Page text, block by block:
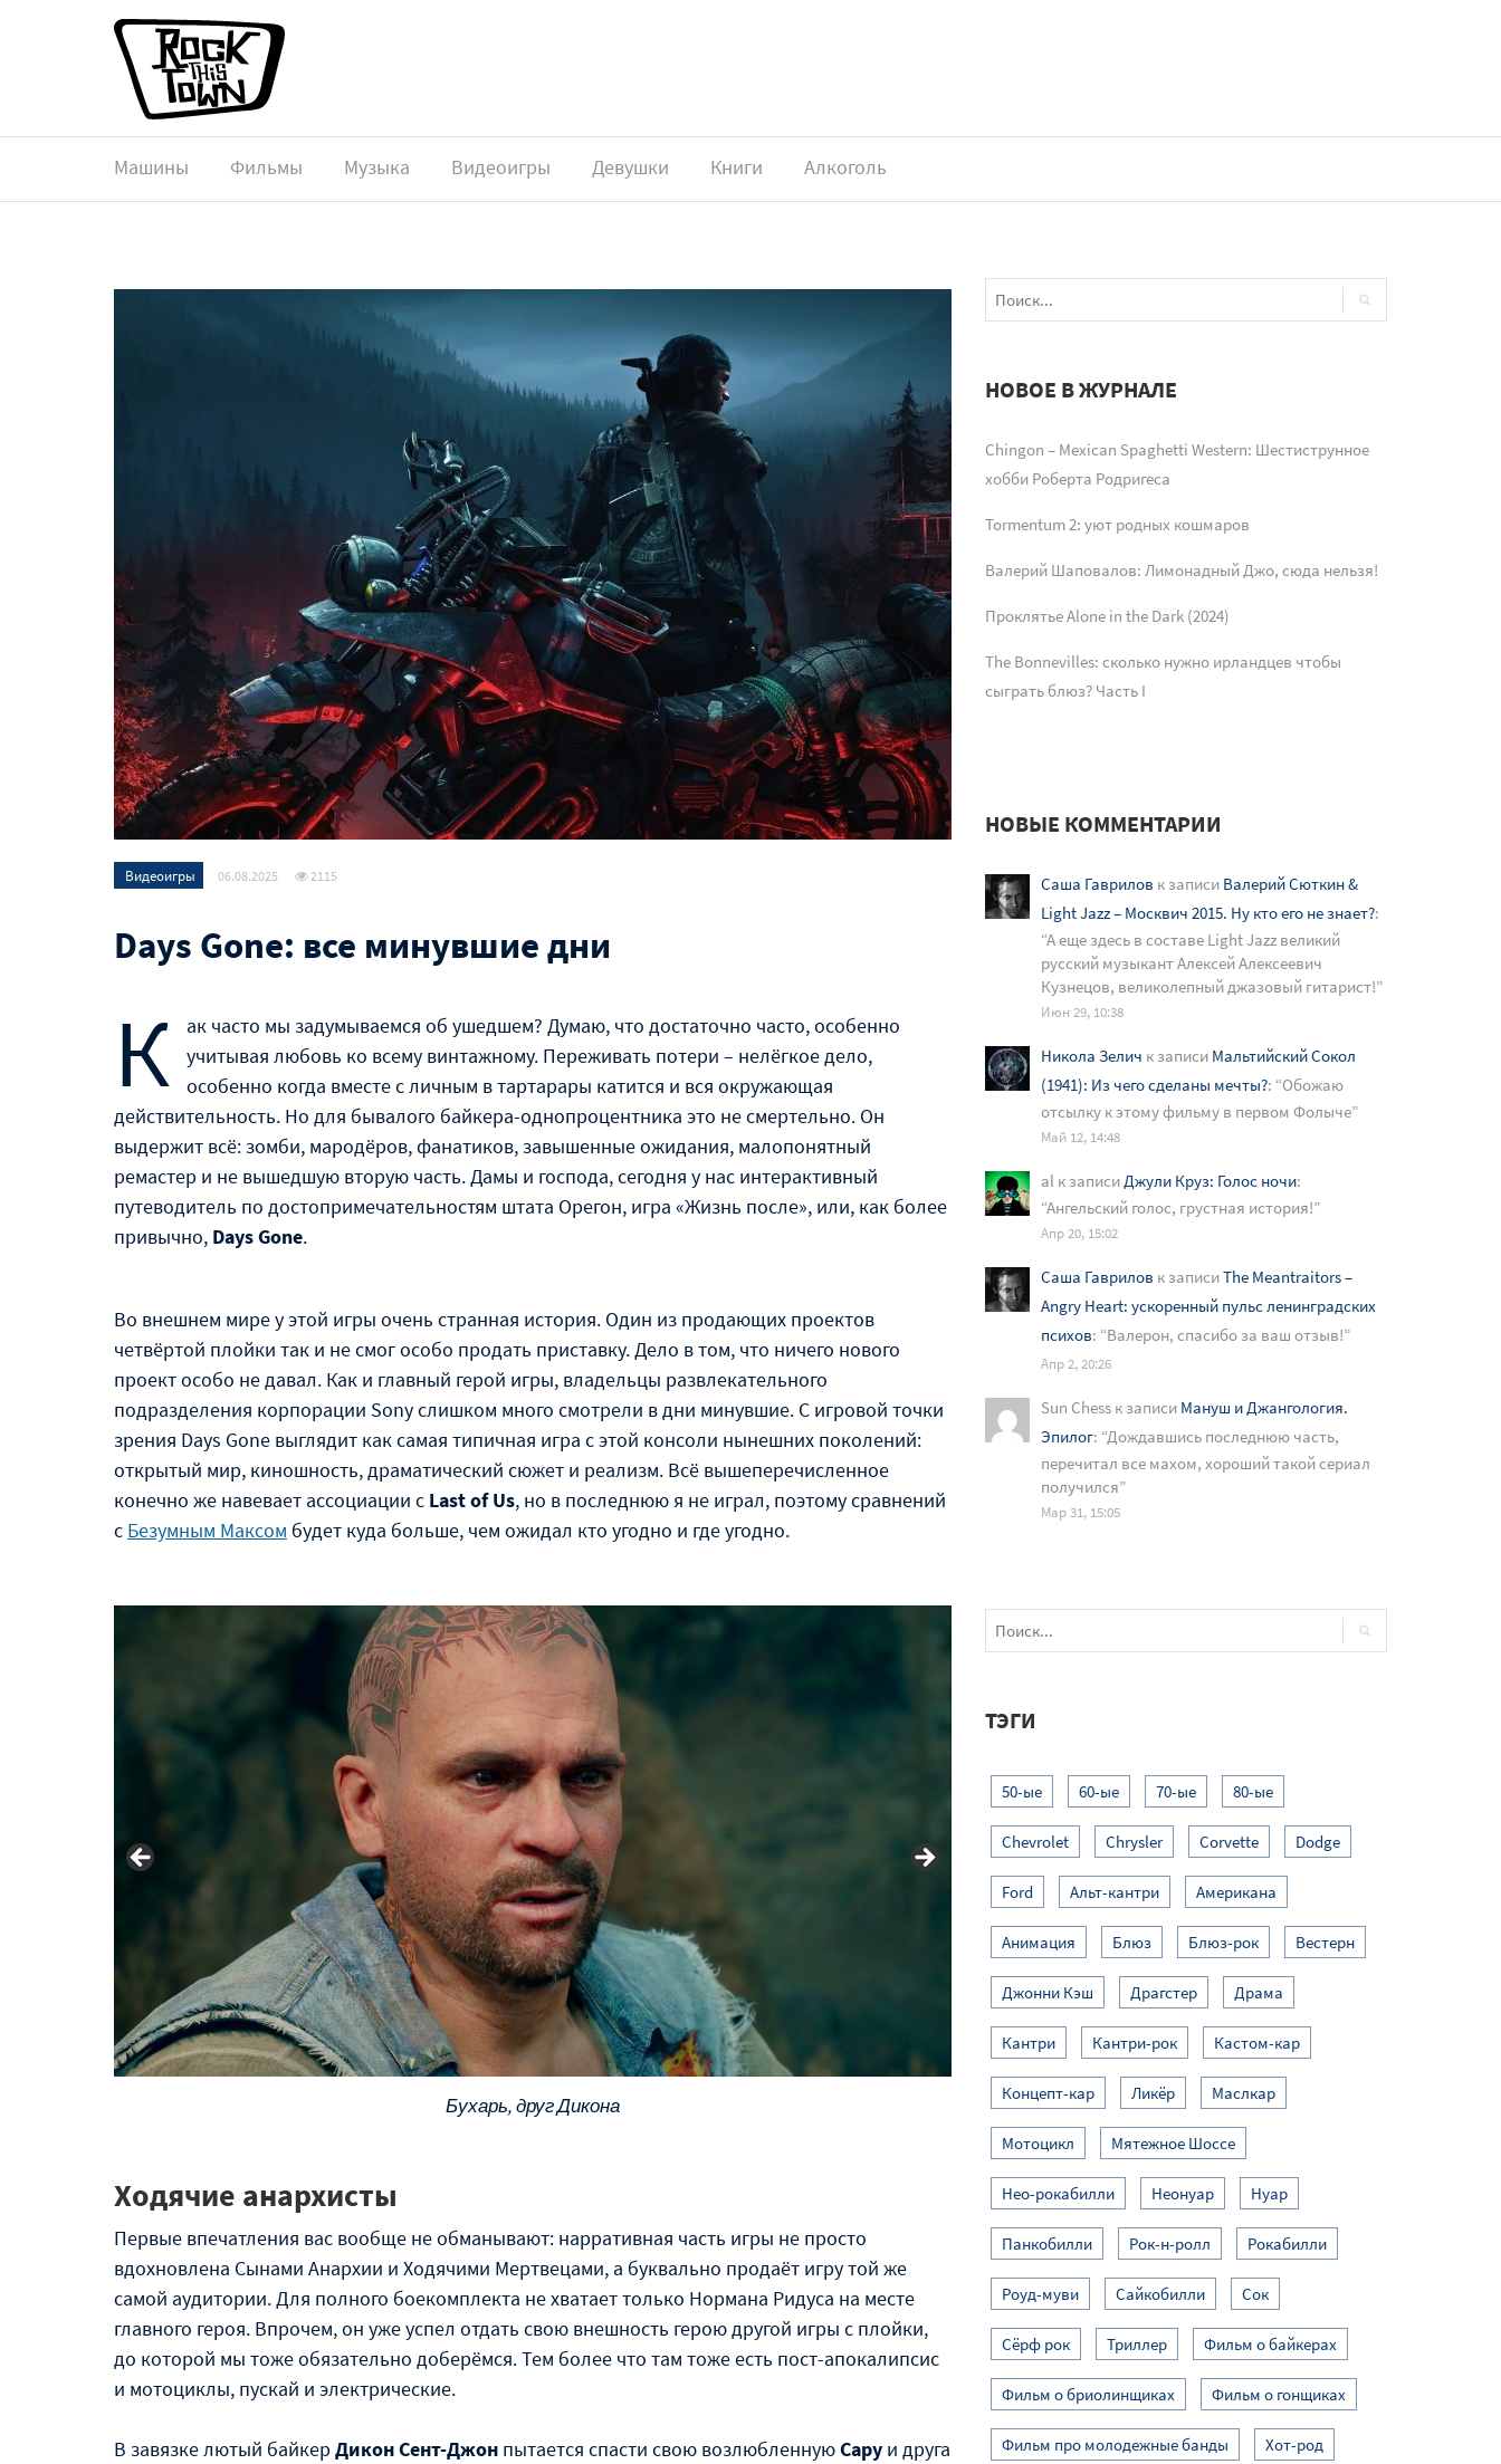
Машины Фильмы Музыка Видеоигры Девушки Книги Алкоголь
Видеоигры 06.08.2025 2115
Days Gone: все минувшие дни
К
ак часто мы задумываемся об ушедшем? Думаю, что достаточно часто, особенно
учитывая любовь ко всему винтажному. Переживать потери – нелёгкое дело,
особенно когда вместе с личным в тартарары катится и вся окружающая
действительность. Но для бывалого байкера-однопроцентника это не смертельно. Он
выдержит всё: зомби, мародёров, фанатиков, завышенные ожидания, малопонятный
ремастер и не вышедшую вторую часть. Дамы и господа, сегодня у нас интерактивный
путеводитель по достопримечательностям штата Орегон, игра «Жизнь после», или, как более
привычно, Days Gone.
Во внешнем мире у этой игры очень странная история. Один из продающих проектов
четвёртой плойки так и не смог особо продать приставку. Дело в том, что ничего нового
проект особо не давал. Как и главный герой игры, владельцы развлекательного
подразделения корпорации Sony слишком много смотрели в дни минувшие. С игровой точки
зрения Days Gone выглядит как самая типичная игра с этой консоли нынешних поколений:
открытый мир, киношность, драматический сюжет и реализм. Всё вышеперечисленное
конечно же навевает ассоциации с Last of Us, но в последнюю я не играл, поэтому сравнений
с Безумным Максом будет куда больше, чем ожидал кто угодно и где угодно.
Бухарь, друг Дикона
Ходячие анархисты
Первые впечатления вас вообще не обманывают: нарративная часть игры не просто
вдохновлена Сынами Анархии и Ходячими Мертвецами, а буквально продаёт игру той же
самой аудитории. Для полного боекомплекта не хватает только Нормана Ридуса на месте
главного героя. Впрочем, он уже успел отдать свою внешность герою другой игры с плойки,
до которой мы тоже обязательно доберёмся. Тем более что там тоже есть пост-апокалипсис
и мотоциклы, пускай и электрические.
В завязке лютый байкерДикон Сент-Джон пытается спасти свою возлюбленнуюСару и друга
НОВОЕ В ЖУРНАЛЕ
Chingon – Mexican Spaghetti Western: Шестиструнное
хобби Роберта Родригеса
Tormentum 2: уют родных кошмаров
Валерий Шаповалов: Лимонадный Джо, сюда нельзя!
Проклятье Alone in the Dark (2024)
The Bonnevilles: сколько нужно ирландцев чтобы
сыграть блюз? Часть I
НОВЫЕ КОММЕНТАРИИ
Саша Гаврилов к записи Валерий Сюткин &
Light Jazz – Москвич 2015. Ну кто его не знает?:
“А еще здесь в составе Light Jazz великий
русский музыкант Алексей Алексеевич
Кузнецов, великолепный джазовый гитарист!”
Июн 29, 10:38
Никола Зелич к записи Мальтийский Сокол
(1941): Из чего сделаны мечты?: “Обожаю
отсылку к этому фильму в первом Фолыче”
Май 12, 14:48
al к записи Джули Круз: Голос ночи:
“Ангельский голос, грустная история!”
Апр 20, 15:02
Саша Гаврилов к записиThe Meantraitors –
Angry Heart: ускоренный пульс ленинградских
психов: “Валерон, спасибо за ваш отзыв!”
Апр 2, 20:26
Sun Chess к записи Мануш и Джангология.
Эпилог: “Дождавшись последнюю часть,
перечитал все махом, хороший такой сериал
получился”
Мар 31, 15:05
ТЭГИ
50-ые 60-ые 70-ые 80-ые
Chevrolet Chrysler Corvette Dodge
Ford Альт-кантри Американа
Анимация Блюз Блюз-рок Вестерн
Джонни Кэш Драгстер Драма
Кантри Кантри-рок Кастом-кар
Концепт-кар Ликёр Маслкар
Мотоцикл Мятежное Шоссе
Нео-рокабилли Неонуар Нуар
Панкобилли Рок-н-ролл Рокабилли
Роуд-муви Сайкобилли Сок
Сёрф рок Триллер Фильм о байкерах
Фильм о бриолинщиках Фильм о гонщиках
Фильм про молодежные банды Хот-род